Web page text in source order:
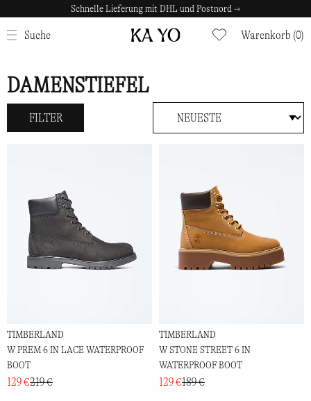
Schnelle Lieferung mit DHL und Postnord →
Suche Warenkorb (0)
SCHLIESSEN
DAMENSTIEFEL
FILTER
TIMBERLAND
W PREM 6 IN LACE WATERPROOF
BOOT
129 €219 €
TIMBERLAND
W STONE STREET 6 IN
WATERPROOF BOOT
129 €189 €